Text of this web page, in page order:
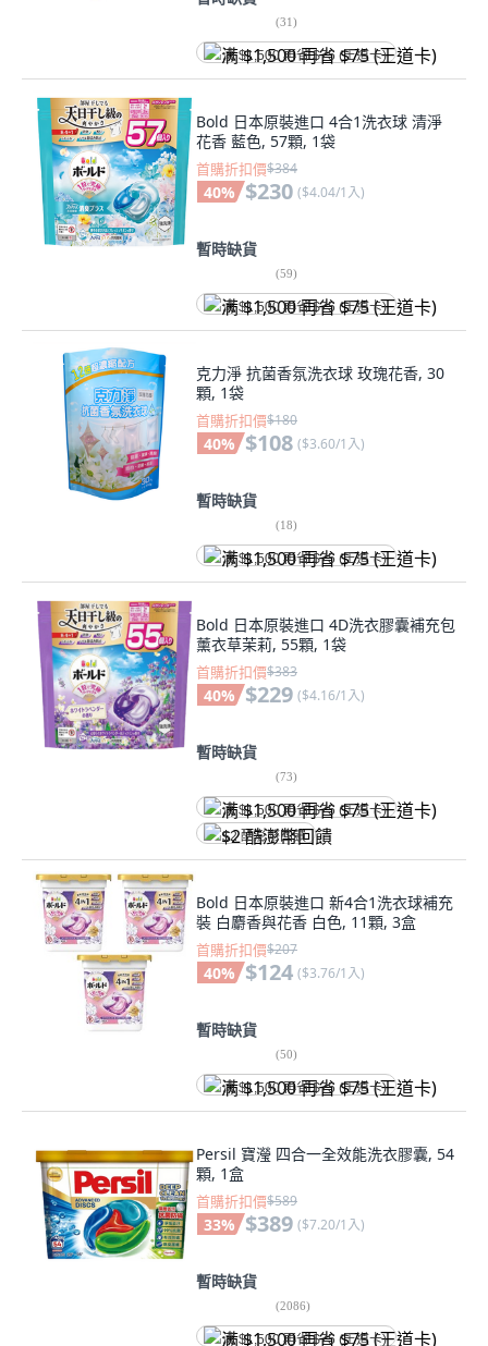
(31)
满 $1,500 再省 $75 (王道卡)
Bold 日本原裝進口 4合1洗衣球 清淨
花香 藍色, 57顆, 1袋
首購折扣價$384
40% $230 ($4.04/1入)
暫時缺貨
(59)
满 $1,500 再省 $75 (王道卡)
克力淨 抗菌香氛洗衣球 玫瑰花香, 30
顆, 1袋
首購折扣價$180
40% $108 ($3.60/1入)
暫時缺貨
(18)
满 $1,500 再省 $75 (王道卡)
Bold 日本原裝進口 4D洗衣膠囊補充包
薰衣草茉莉, 55顆, 1袋
首購折扣價$383
40% $229 ($4.16/1入)
暫時缺貨
(73)
满 $1,500 再省 $75 (王道卡)
$2 酷澎幣回饋
Bold 日本原裝進口 新4合1洗衣球補充
裝 白麝香與花香 白色, 11顆, 3盒
首購折扣價$207
40% $124 ($3.76/1入)
暫時缺貨
(50)
满 $1,500 再省 $75 (王道卡)
Persil 寶瀅 四合一全效能洗衣膠囊, 54
顆, 1盒
首購折扣價$589
33% $389 ($7.20/1入)
暫時缺貨
(2086)
满 $1,500 再省 $75 (王道卡)